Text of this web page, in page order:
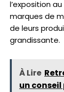
l’exposition
marques de
de leurs
grandissante.
À Lire
un